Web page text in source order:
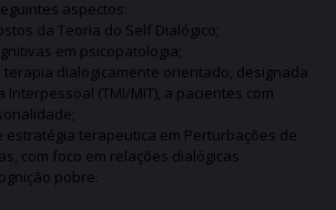
aspectos:
da Teoria do Self Dialógico;
em psicopatologia;
terapia dialogicamente orientado, designada
(TMI/MIT), a pacientes com
estratégia terapeutica em Perturbações de
com foco em relações dialógicas
pobre.